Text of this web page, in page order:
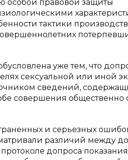
особой правовой защиты
тактики
уже тем, что
сексуальной или иной
сведений,
совершения общественно
и серьезных
различий между
допроса